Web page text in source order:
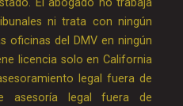
El abogado no trabaja
ni trata con ningún
oficinas del DMV en ningún
licencia solo en California
legal fuera de
asesoría legal fuera de